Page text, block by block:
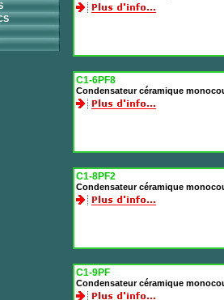
C1-6PF8
Condensateur céramique
C1-8PF2
Condensateur céramique
C1-9PF
Condensateur céramique